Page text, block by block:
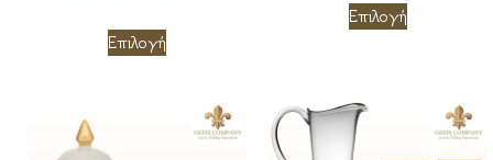
Επιλογή
Επιλογή